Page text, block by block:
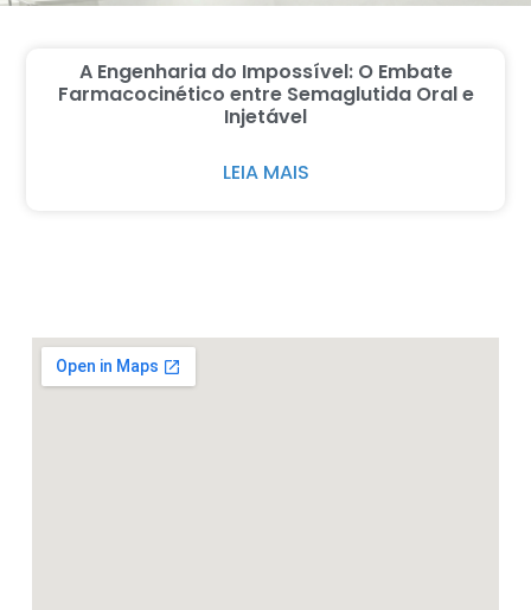
A Engenharia do Impossível: O Embate
Farmacocinético entre Semaglutida Oral e
Injetável
LEIA MAIS